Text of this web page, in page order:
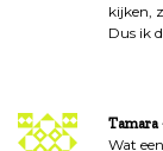
kijken,
Dus ik
Tamara
Wat